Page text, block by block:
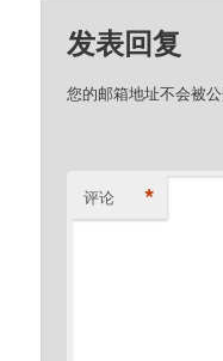
发表回复
您的邮箱地址不会被公
评论 *